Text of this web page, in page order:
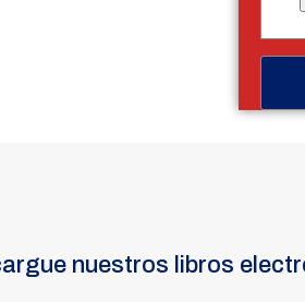
nuestros libros